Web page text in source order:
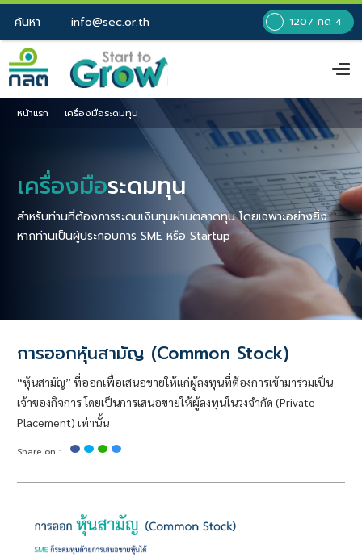
ค้นหา info@sec.or.th 1207 กด 4
หน้าแรก เครื่องมือระดมทุน
เครื่องมือระดมทุน
สำหรับท่านที่ต้องการระดมเงินทุนผ่านตลาดทุน โดยเฉพาะอย่างยิ่ง
หากท่านเป็นผู้ประกอบการ SME หรือ Startup
การออกหุ้นสามัญ (Common Stock)
“หุ้นสามัญ” ที่ออกเพื่อเสนอขายให้แก่ผู้ลงทุนที่ต้องการเข้ามาร่วมเป็น
เจ้าของกิจการ โดยเป็นการเสนอขายให้ผู้ลงทุนในวงจำกัด (Private
Placement) เท่านั้น
Share on :